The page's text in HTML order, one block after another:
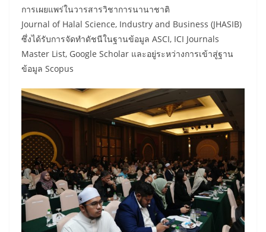
การเผยแพร่ในวารสารวิชาการนานาชาติ
Journal of Halal Science, Industry and Business (JHASIB)
ซึ่งได้รับการจัดทำดัชนีในฐานข้อมูล ASCI, ICI Journals
Master List, Google Scholar และอยู่ระหว่างการเข้าสู่ฐาน
ข้อมูล Scopus